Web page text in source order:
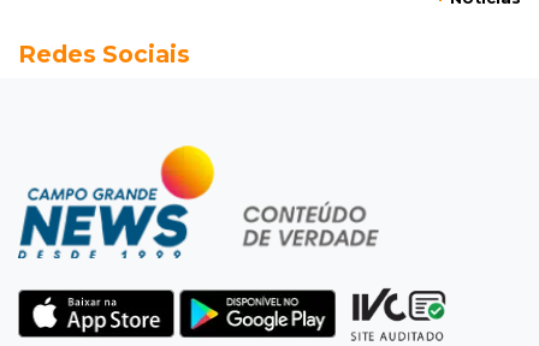
Vigia é amarrado durante roubo de carro e
Bragança Paulista
Corinthians vence Bragantino por 2 a 0 e sobe
para 7º no Brasileirão
Athletico vence Santos por 2 a 0 e mantém 3º
lugar no Brasileirão
Redes Sociais